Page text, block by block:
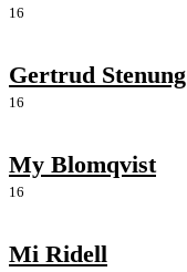
16
Gertrud Stenung
16
My Blomqvist
16
Mi Ridell